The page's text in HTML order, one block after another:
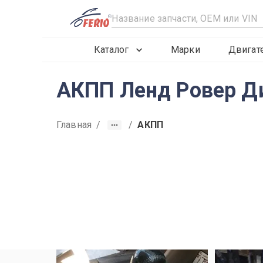
R
Каталог Марки
АКПП Ленд Ровер
Главная / / АКПП